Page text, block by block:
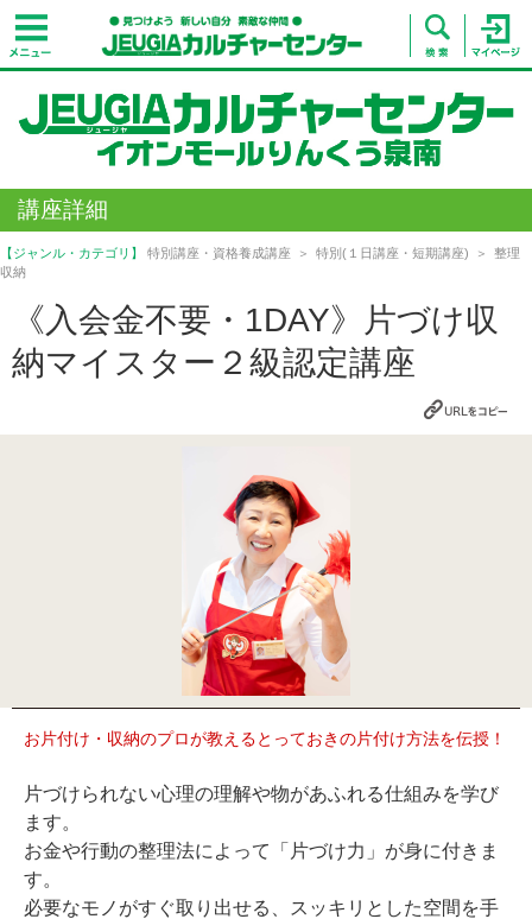
講座詳細
【ジャンル・カテゴリ】 特別講座・資格養成講座 特別(１日講座・短期講座)
整理
収納
《入会金不要・1DAY》片づけ収
納マイスター２級認定講座
お片付け・収納のプロが教えるとっておきの片付け方法を伝授！
片づけられない心理の理解や物があふれる仕組みを学び
ます。
お金や行動の整理法によって「片づけ力」が身に付きま
す。
必要なモノがすぐ取り出せる、スッキリとした空間を手